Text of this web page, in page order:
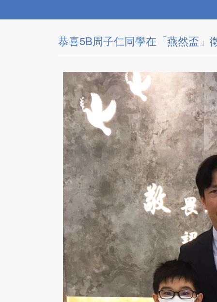
恭喜5B周子仁同學在「燕然盃」